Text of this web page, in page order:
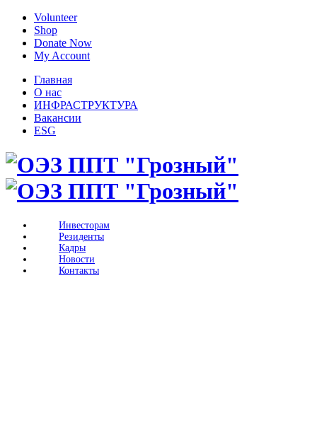
Volunteer
Shop
Donate Now
My Account
Главная
О нас
ИНФРАСТРУКТУРА
Вакансии
ESG
Инвесторам
Резиденты
Кадры
Новости
Контакты